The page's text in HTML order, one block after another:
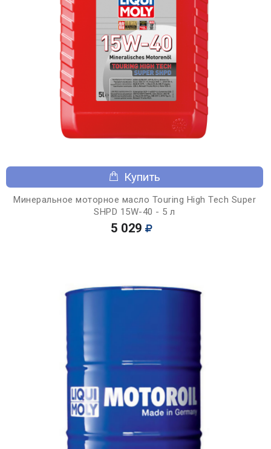
Купить
Минеральное моторное масло Touring High Tech Super
SHPD 15W-40 - 5 л
5 029